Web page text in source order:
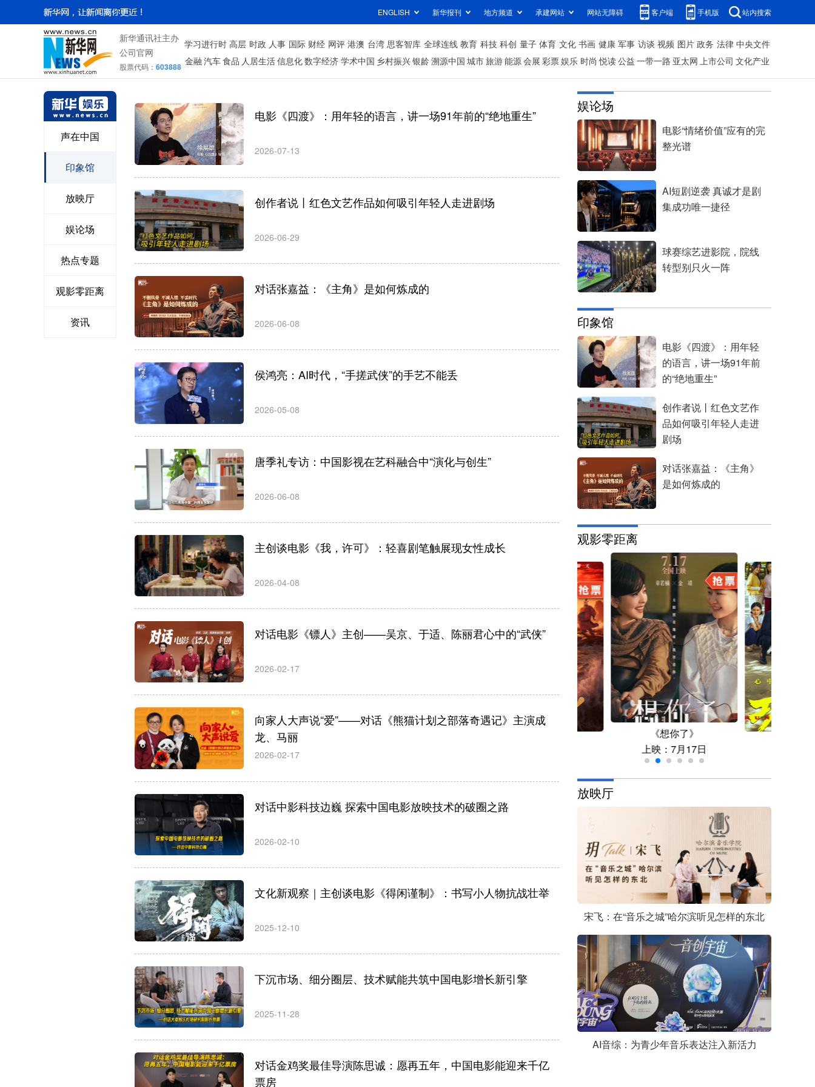
ENGLISH 新华报刊 地方频道 承建网站 网站无障碍 客户端 手机版 站内搜索
新华通讯社主办
公司官网
股票代码： 603888
学习进行时 高层 时政 人事 国际 财经 网评 港澳 台湾 思客智库 全球连线 教育 科技 科创 量子 体育 文化 书画 健康 军事 访谈 视频 图片 政务 法律 中央文件
金融 汽车食品 人居生活信息化数字经济 学术中国 乡村振兴银龄溯源中国 城市旅游能源会展 彩票娱乐 时尚 悦读公益 一带一路 亚太网 上市公司 文化产业
声在中国
印象馆
放映厅
娱论场
热点专题
观影零距离
资讯
电影《四渡》：用年轻的语言，讲一场91年前的“绝地重生”
2026-07-13
创作者说丨红色文艺作品如何吸引年轻人走进剧场
2026-06-29
对话张嘉益：《主角》是如何炼成的
2026-06-08
侯鸿亮：AI时代，“手搓武侠”的手艺不能丢
2026-05-08
唐季礼专访：中国影视在艺科融合中“演化与创生”
2026-06-08
主创谈电影《我，许可》：轻喜剧笔触展现女性成长
2026-04-08
对话电影《镖人》主创——吴京、于适、陈丽君心中的“武侠”
2026-02-17
向家人大声说“爱”——对话《熊猫计划之部落奇遇记》主演成
龙、马丽
2026-02-17
对话中影科技边巍 探索中国电影放映技术的破圈之路
2026-02-10
文化新观察｜主创谈电影《得闲谨制》：书写小人物抗战壮举
2025-12-10
下沉市场、细分圈层、技术赋能共筑中国电影增长新引擎
2025-11-28
对话金鸡奖最佳导演陈思诚：愿再五年，中国电影能迎来千亿
票房
娱论场
电影“情绪价值”应有的完
整光谱
AI短剧逆袭 真诚才是剧
集成功唯一捷径
球赛综艺进影院，院线
转型别只火一阵
印象馆
电影《四渡》：用年轻
的语言，讲一场91年前
的“绝地重生”
创作者说丨红色文艺作
品如何吸引年轻人走进
剧场
对话张嘉益：《主角》
是如何炼成的
观影零距离
《想你了》
上映：7月17日
放映厅
宋飞：在“音乐之城”哈尔滨听见怎样的东北
AI音综：为青少年音乐表达注入新活力